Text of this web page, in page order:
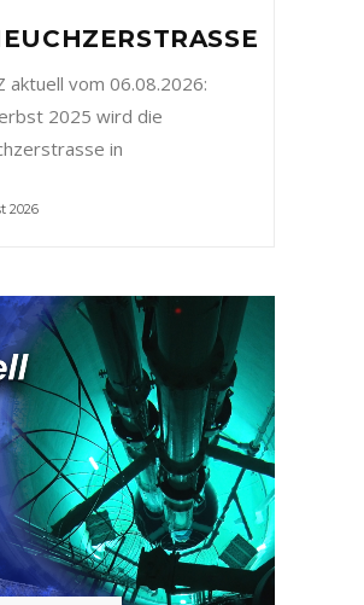
aktuell vom 06.08.2026:
2025 wird die
in
2026